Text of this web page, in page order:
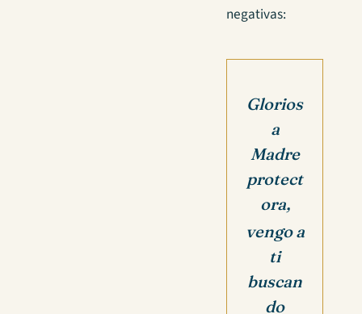
negativas:
Glorios
a
Madre
protect
ora,
vengo a
ti
buscan
do